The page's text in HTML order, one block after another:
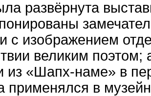
развёрнута
с изображением
великим
из «Шапх-наме» в
применялся в